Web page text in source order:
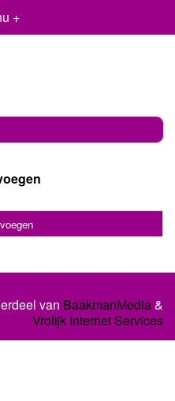
+
van BaakmanMedia&
Vrolijk Internet Services